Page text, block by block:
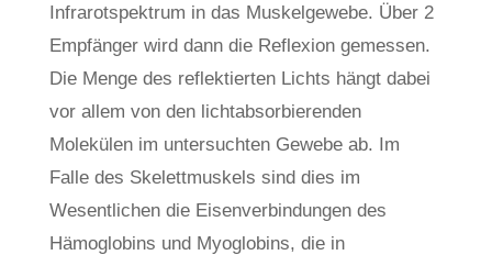
Infrarotspektrum in das Muskelgewebe. Über 2
Empfänger wird dann die Reflexion gemessen.
Die Menge des reflektierten Lichts hängt dabei
vor allem von den lichtabsorbierenden
Molekülen im untersuchten Gewebe ab. Im
Falle des Skelettmuskels sind dies im
Wesentlichen die Eisenverbindungen des
Hämoglobins und Myoglobins, die in